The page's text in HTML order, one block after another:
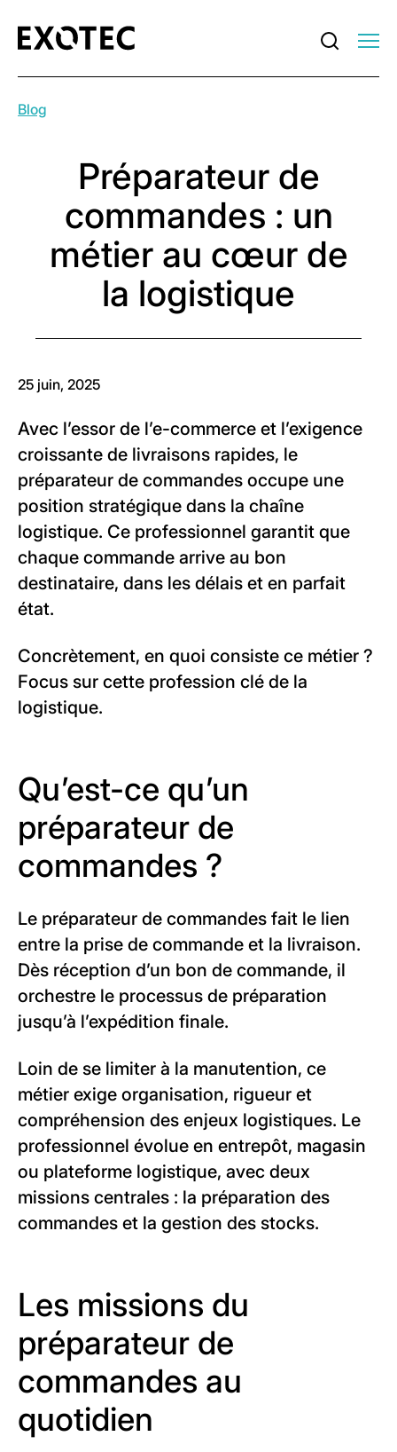
Blog
Préparateur de
commandes : un
métier au cœur de
la logistique
25 juin, 2025
Avec l’essor de l’e-commerce et l’exigence
croissante de livraisons rapides, le
préparateur de commandes occupe une
position stratégique dans la chaîne
logistique. Ce professionnel garantit que
chaque commande arrive au bon
destinataire, dans les délais et en parfait
état.
Concrètement, en quoi consiste ce métier ?
Focus sur cette profession clé de la
logistique.
Qu’est-ce qu’un
préparateur de
commandes ?
Le préparateur de commandes fait le lien
entre la prise de commande et la livraison.
Dès réception d’un bon de commande, il
orchestre le processus de préparation
jusqu’à l’expédition finale.
Loin de se limiter à la manutention, ce
métier exige organisation, rigueur et
compréhension des enjeux logistiques. Le
professionnel évolue en entrepôt, magasin
ou plateforme logistique, avec deux
missions centrales : la préparation des
commandes et la gestion des stocks.
Les missions du
préparateur de
commandes au
quotidien